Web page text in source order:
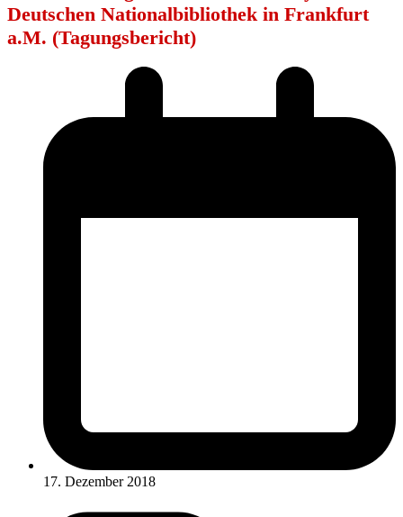
Deutschen Nationalbibliothek in Frankfurt
a.M. (Tagungsbericht)
17. Dezember 2018